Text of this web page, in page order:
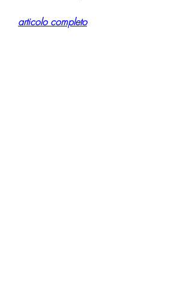
articolo completo